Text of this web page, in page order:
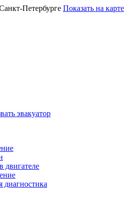
Петербурге Показать на карте
эвакуатор
двигателе
диагностика